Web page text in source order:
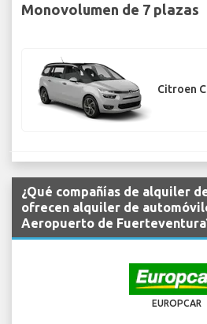
Monovolumen de 7 plazas
Citroen
¿Qué compañías de alquiler
ofrecen alquiler de
Aeropuerto de
EUROPCAR